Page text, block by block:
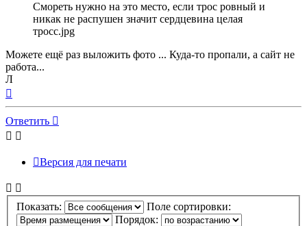
Смореть нужно на это место, если трос ровный и
никак не распушен значит сердцевина целая
тросс.jpg
Можете ещё раз выложить фото ... Куда-то пропали, а сайт не
работа...
Л
началу
Ответить
Версия для печати
Показать:
Поле сортировки:
Порядок: